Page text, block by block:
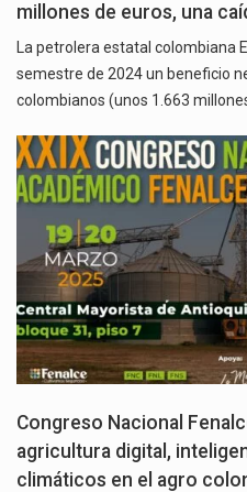
millones de euros, una
La petrolera estatal colombiana
semestre de 2024 un beneficio
colombianos (unos 1.663
Congreso Nacional
agricultura digital,
climáticos en el agro